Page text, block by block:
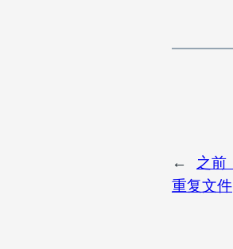
← 之前
重复文件